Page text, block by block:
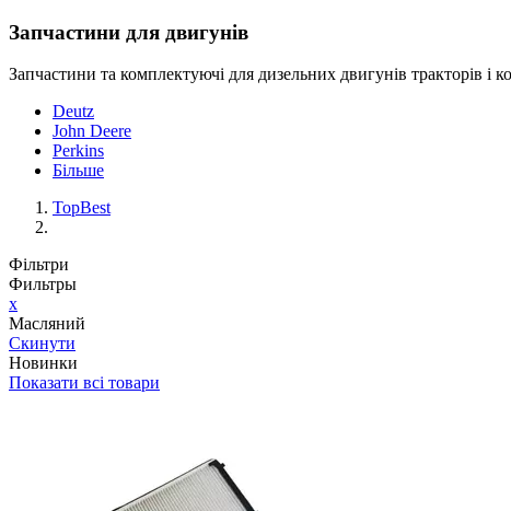
Запчастини для двигунів
Запчастини та комплектуючі для дизельних двигунів тракторів і
Deutz
John Deere
Perkins
Більше
TopBest
Фільтри
Фильтры
x
Масляний
Скинути
Новинки
Показати всі товари